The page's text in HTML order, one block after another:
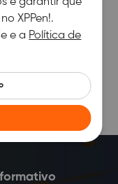
XPPen!.
e a Política de